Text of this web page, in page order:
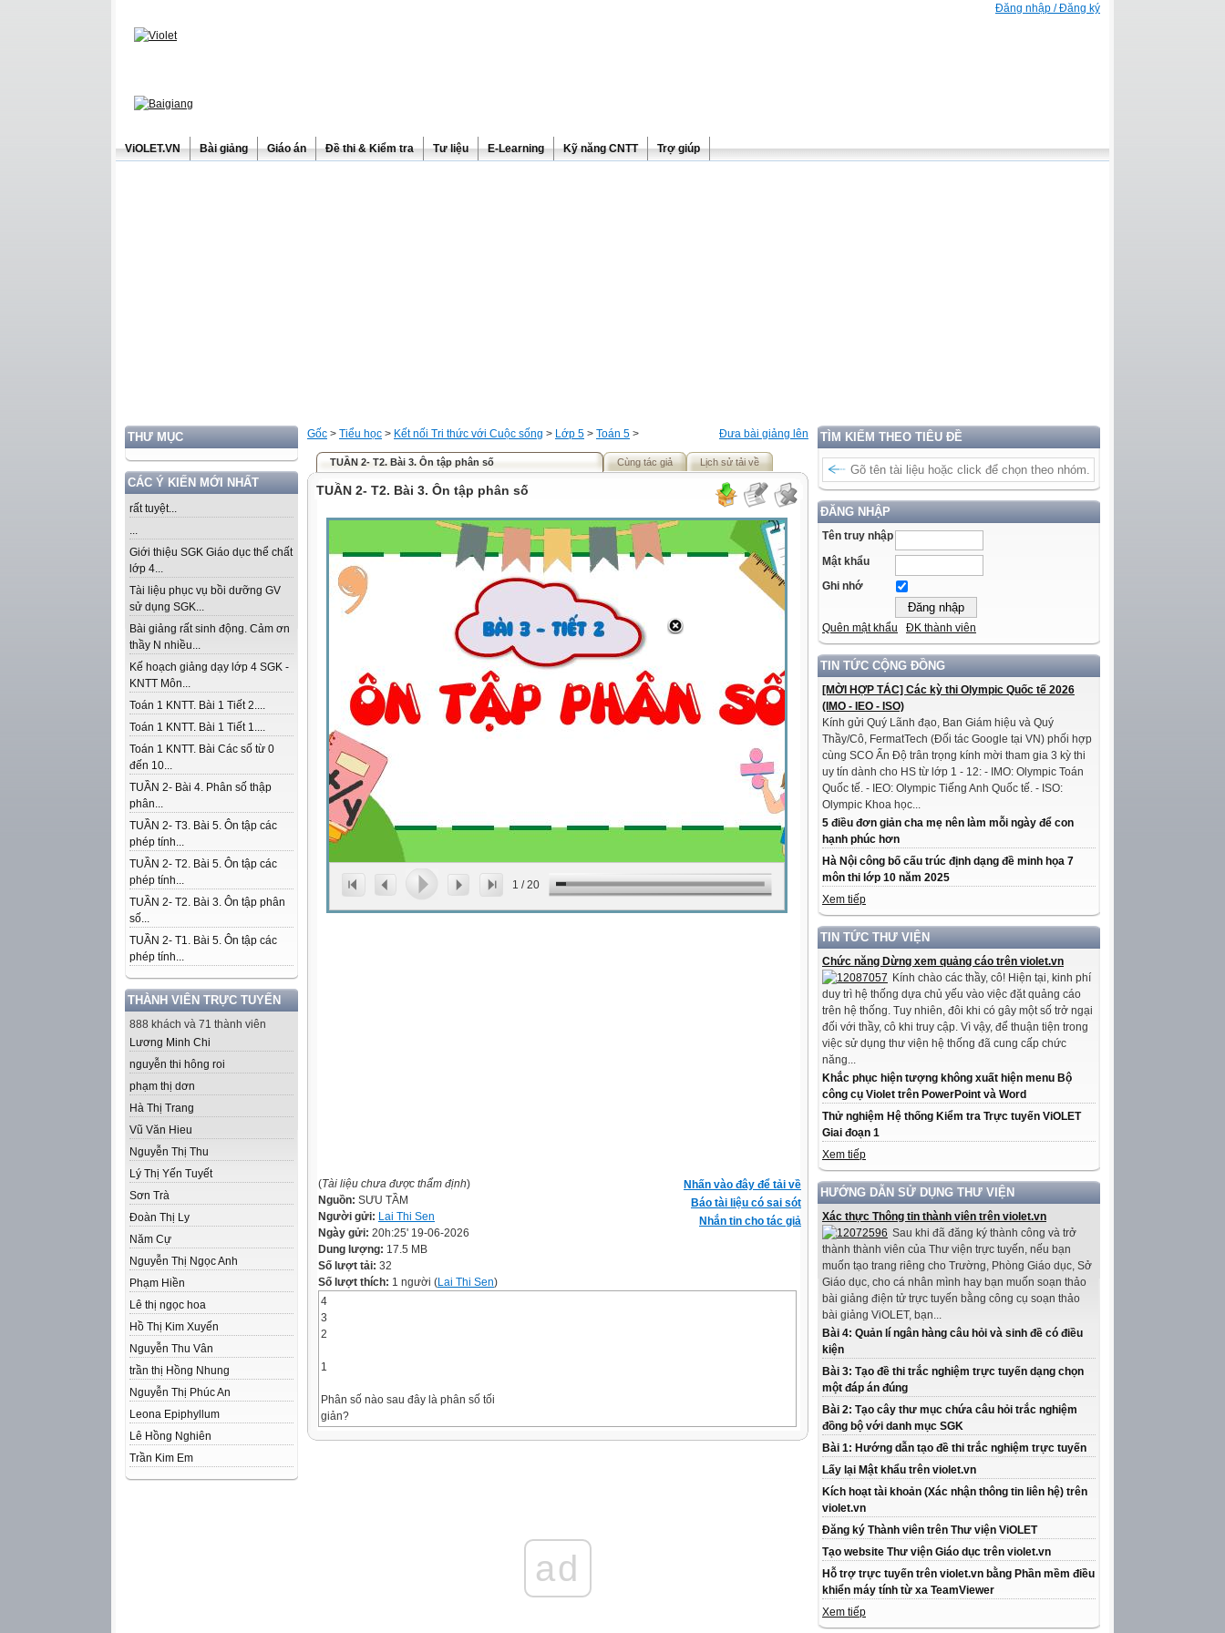
Đăng nhập / Đăng ký
ViOLET.VN Bài giảng Giáo án Đề thi & Kiểm tra Tư liệu E-Learning Kỹ năng CNTT Trợ giúp
THƯ MỤC
CÁC Ý KIẾN MỚI NHẤT
rất tuyệt...
...
Giới thiệu SGK Giáo dục thể chất
lớp 4...
Tài liệu phục vụ bồi dưỡng GV
sử dụng SGK...
Bài giảng rất sinh động. Cảm ơn
thầy N nhiều...
Kế hoạch giảng dạy lớp 4 SGK -
KNTT Môn...
Toán 1 KNTT. Bài 1 Tiết 2....
Toán 1 KNTT. Bài 1 Tiết 1....
Toán 1 KNTT. Bài Các số từ 0
đến 10...
TUẦN 2- Bài 4. Phân số thập
phân...
TUẦN 2- T3. Bài 5. Ôn tập các
phép tính...
TUẦN 2- T2. Bài 5. Ôn tập các
phép tính...
TUẦN 2- T2. Bài 3. Ôn tập phân
số...
TUẦN 2- T1. Bài 5. Ôn tập các
phép tính...
THÀNH VIÊN TRỰC TUYẾN
888 khách và 71 thành viên
Lương Minh Chi
nguyễn thi hông roi
phạm thị dơn
Hà Thị Trang
Vũ Văn Hieu
Nguyễn Thị Thu
Lý Thị Yến Tuyết
Sơn Trà
Đoàn Thị Ly
Năm Cự
Nguyễn Thị Ngọc Anh
Phạm Hiền
Lê thị ngọc hoa
Hồ Thị Kim Xuyến
Nguyễn Thu Vân
trần thị Hồng Nhung
Nguyễn Thị Phúc An
Leona Epiphyllum
Lê Hồng Nghiên
Trần Kim Em
TÌM KIẾM THEO TIÊU ĐỀ
ĐĂNG NHẬP
Tên truy nhập
Mật khẩu
Ghi nhớ
Quên mật khẩu ĐK thành viên
TIN TỨC CỘNG ĐỒNG
[MỜI HỢP TÁC] Các kỳ thi Olympic Quốc tế 2026
(IMO - IEO - ISO)
Kính gửi Quý Lãnh đạo, Ban Giám hiệu và Quý
Thầy/Cô, FermatTech (Đối tác Google tại VN) phối hợp
cùng SCO Ấn Độ trân trọng kính mời tham gia 3 kỳ thi
uy tín dành cho HS từ lớp 1 - 12: - IMO: Olympic Toán
Quốc tế. - IEO: Olympic Tiếng Anh Quốc tế. - ISO:
Olympic Khoa học...
5 điều đơn giản cha mẹ nên làm mỗi ngày để con
hạnh phúc hơn
Hà Nội công bố cấu trúc định dạng đề minh họa 7
môn thi lớp 10 năm 2025
Xem tiếp
TIN TỨC THƯ VIỆN
Chức năng Dừng xem quảng cáo trên violet.vn
Kính chào các thầy, cô! Hiện tại, kinh phí
duy trì hệ thống dựa chủ yếu vào việc đặt quảng cáo
trên hệ thống. Tuy nhiên, đôi khi có gây một số trở ngại
đối với thầy, cô khi truy cập. Vì vậy, để thuận tiện trong
việc sử dụng thư viện hệ thống đã cung cấp chức
năng...
Khắc phục hiện tượng không xuất hiện menu Bộ
công cụ Violet trên PowerPoint và Word
Thử nghiệm Hệ thống Kiểm tra Trực tuyến ViOLET
Giai đoạn 1
Xem tiếp
HƯỚNG DẪN SỬ DỤNG THƯ VIỆN
Xác thực Thông tin thành viên trên violet.vn
Sau khi đã đăng ký thành công và trở
thành thành viên của Thư viện trực tuyến, nếu bạn
muốn tạo trang riêng cho Trường, Phòng Giáo dục, Sở
Giáo dục, cho cá nhân mình hay bạn muốn soạn thảo
bài giảng điện tử trực tuyến bằng công cụ soạn thảo
bài giảng ViOLET, bạn...
Bài 4: Quản lí ngân hàng câu hỏi và sinh đề có điều
kiện
Bài 3: Tạo đề thi trắc nghiệm trực tuyến dạng chọn
một đáp án đúng
Bài 2: Tạo cây thư mục chứa câu hỏi trắc nghiệm
đồng bộ với danh mục SGK
Bài 1: Hướng dẫn tạo đề thi trắc nghiệm trực tuyến
Lấy lại Mật khẩu trên violet.vn
Kích hoạt tài khoản (Xác nhận thông tin liên hệ) trên
violet.vn
Đăng ký Thành viên trên Thư viện ViOLET
Tạo website Thư viện Giáo dục trên violet.vn
Hỗ trợ trực tuyến trên violet.vn bằng Phần mềm điều
khiển máy tính từ xa TeamViewer
Xem tiếp
Đưa bài giảng lên
Gốc > Tiểu học > Kết nối Tri thức với Cuộc sống > Lớp 5 > Toán 5 >
TUẦN 2- T2. Bài 3. Ôn tập phân số Cùng tác giả Lịch sử tải về
TUẦN 2- T2. Bài 3. Ôn tập phân số
1 /20
Nhấn vào đây để tải về
Báo tài liệu có sai sót
Nhắn tin cho tác giả
(Tài liệu chưa được thẩm định)
Nguồn: SƯU TẦM
Người gửi: Lai Thi Sen
Ngày gửi: 20h:25' 19-06-2026
Dung lượng: 17.5 MB
Số lượt tải: 32
Số lượt thích: 1 người (Lai Thi Sen)
4
3
2
1
Phân số nào sau đây là phân số tối
giản?
ad